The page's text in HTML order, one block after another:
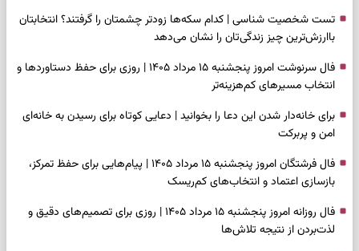
تست شخصیت شناسی | کدام سکه‌ها زودتر چشمتان را گرفتند؟ انتخابتان
باارزش‌ترین چیز زندگی‌تان را نشان می‌دهد
فال سرنوشت امروز پنجشنبه ۱۵ مرداد ۱۴۰۵ | روزی برای حفظ دستاوردها و
انتخاب مسیرهای کم‌هزینه‌تر
برای خانه‌دار شدن این دعا را بخوانید | دعایی کوتاه برای رسیدن به خانه‌ای
امن و پربرکت
فال فرشتگان امروز پنجشنبه ۱۵ مرداد ۱۴۰۵ | پیام‌هایی برای حفظ تمرکز،
بازسازی اعتماد و انتخاب‌های کم‌ریسک
فال روزانه امروز پنجشنبه ۱۵ مرداد ۱۴۰۵ | روزی برای تصمیم‌های دقیق و
لذت‌بردن از نتیجه تلاش‌ها